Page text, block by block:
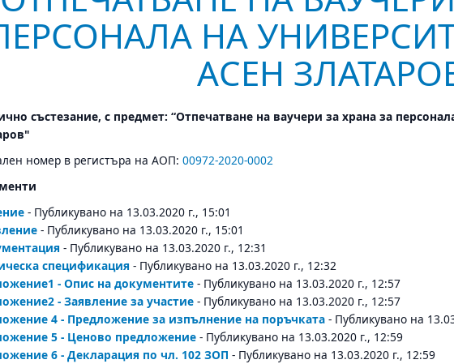
НА
АСЕН
състезание, с предмет: “Отпечатване на ваучери за храна за
номер в регистъра на АОП: 00972-2020-0002
- Публикувано на 13.03.2020 г., 15:01
- Публикувано на 13.03.2020 г., 15:01
- Публикувано на 13.03.2020 г., 12:31
спецификация - Публикувано на 13.03.2020 г., 12:32
- Опис на документите - Публикувано на 13.03.2020 г., 12:57
- Заявление за участие - Публикувано на 13.03.2020 г., 12:57
4 - Предложение за изпълнение на поръчката - Публикувано на
5 - Ценово предложение - Публикувано на 13.03.2020 г., 12:59
6 - Декларация по чл. 102 ЗОП - Публикувано на 13.03.2020 г., 12:59